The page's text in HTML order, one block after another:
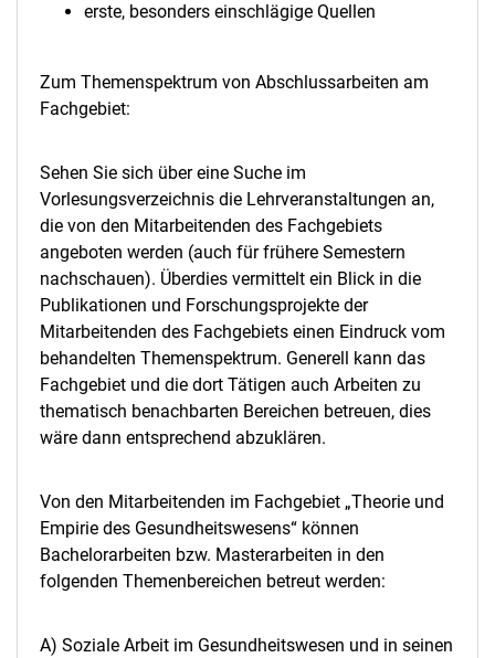
erste, besonders einschlägige Quellen
Zum Themenspektrum von Abschlussarbeiten am
Fachgebiet:
Sehen Sie sich über eine Suche im
Vorlesungsverzeichnis die Lehrveranstaltungen an,
die von den Mitarbeitenden des Fachgebiets
angeboten werden (auch für frühere Semestern
nachschauen). Überdies vermittelt ein Blick in die
Publikationen und Forschungsprojekte der
Mitarbeitenden des Fachgebiets einen Eindruck vom
behandelten Themenspektrum. Generell kann das
Fachgebiet und die dort Tätigen auch Arbeiten zu
thematisch benachbarten Bereichen betreuen, dies
wäre dann entsprechend abzuklären.
Von den Mitarbeitenden im Fachgebiet „Theorie und
Empirie des Gesundheitswesens“ können
Bachelorarbeiten bzw. Masterarbeiten in den
folgenden Themenbereichen betreut werden:
A) Soziale Arbeit im Gesundheitswesen und in seinen